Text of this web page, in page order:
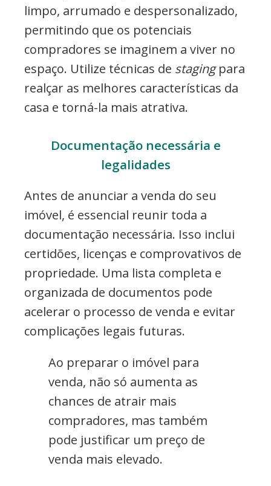
limpo, arrumado e despersonalizado,
permitindo que os potenciais
compradores se imaginem a viver no
espaço. Utilize técnicas de stagingpara
realçar as melhores características da
casa e torná-la mais atrativa.
Documentação necessária e
legalidades
Antes de anunciar a venda do seu
imóvel, é essencial reunir toda a
documentação necessária. Isso inclui
certidões, licenças e comprovativos de
propriedade. Uma lista completa e
organizada de documentos pode
acelerar o processo de venda e evitar
complicações legais futuras.
Ao preparar o imóvel para
venda, não só aumenta as
chances de atrair mais
compradores, mas também
pode justificar um preço de
venda mais elevado.